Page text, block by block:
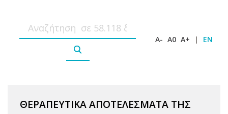
A- A0 A+ | EN
ΘΕΡΑΠΕΥΤΙΚΑ ΑΠΟΤΕΛΕΣΜΑΤΑ ΤΗΣ